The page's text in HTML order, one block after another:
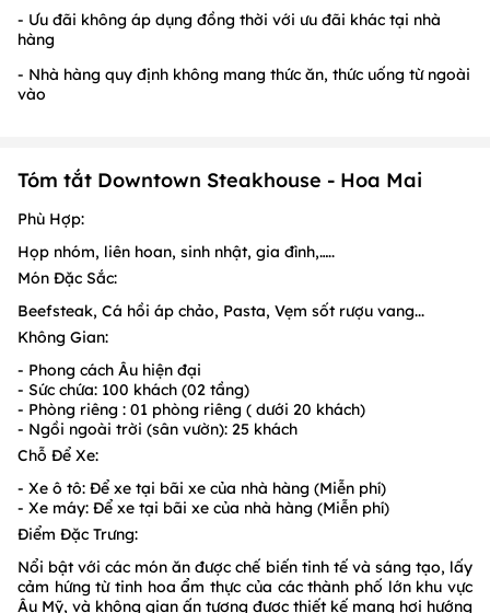
- Ưu đãi không áp dụng đồng thời với ưu đãi khác tại nhà
hàng
- Nhà hàng quy định không mang thức ăn, thức uống từ ngoài
vào
Tóm tắt Downtown Steakhouse - Hoa Mai
Phù Hợp:
Họp nhóm, liên hoan, sinh nhật, gia đình,…..
Món Đặc Sắc:
Beefsteak, Cá hồi áp chảo, Pasta, Vẹm sốt rượu vang...
Không Gian:
- Phong cách Âu hiện đại
- Sức chứa: 100 khách (02 tầng)
- Phòng riêng : 01 phòng riêng ( dưới 20 khách)
- Ngồi ngoài trời (sân vườn): 25 khách
Chỗ Để Xe:
- Xe ô tô: Để xe tại bãi xe của nhà hàng (Miễn phí)
- Xe máy: Để xe tại bãi xe của nhà hàng (Miễn phí)
Điểm Đặc Trưng:
Nổi bật với các món ăn được chế biến tinh tế và sáng tạo, lấy
cảm hứng từ tinh hoa ẩm thực của các thành phố lớn khu vực
Âu Mỹ, và không gian ấn tượng được thiết kế mang hơi hướng